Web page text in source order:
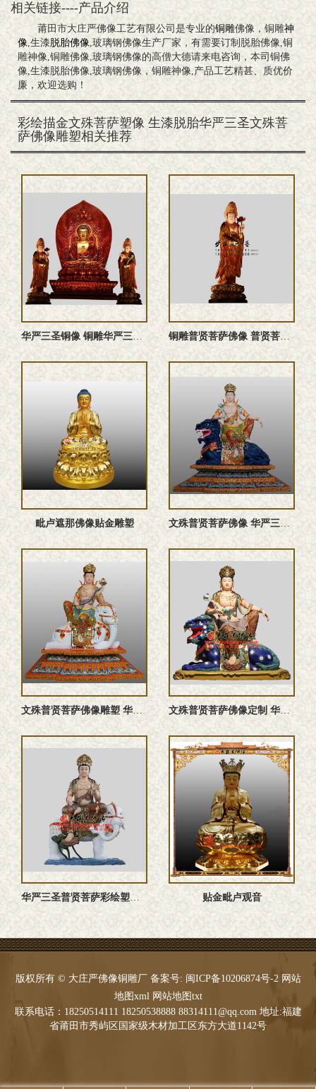
相关链接----产品介绍
莆田市大庄严佛像工艺有限公司是专业的铜雕佛像，铜雕神
像,生漆脱胎佛像,玻璃钢佛像生产厂家，有需要订制脱胎佛像,铜
雕神像,铜雕佛像,玻璃钢佛像的高僧大德请来电咨询，本司铜佛
像,生漆脱胎佛像,玻璃钢佛像，铜雕神像,产品工艺精甚、质优价
廉，欢迎选购！
彩绘描金文殊菩萨塑像 生漆脱胎华严三圣文殊菩
萨佛像雕塑相关推荐
华严三圣铜像 铜雕华严三圣佛像 华严三圣雕塑 华严三圣塑像 铜雕普贤菩萨佛像 普贤菩萨铜佛像 普贤菩萨雕塑 普贤行愿菩萨 ...
毗卢遮那佛像贴金雕塑 文殊普贤菩萨佛像 华严三圣文殊师利菩萨彩绘佛像定制厂家
文殊普贤菩萨佛像雕塑 华严三圣普贤菩萨彩绘佛像定制 文殊普贤菩萨佛像定制 华严三圣文殊菩萨彩绘塑像 文殊师利法王 ...
华严三圣普贤菩萨彩绘塑像 文殊普贤菩萨佛像定制 贴金毗卢观音
版权所有 © 大庄严佛像铜雕厂 备案号: 闽ICP备10206874号-2 网站
地图xml 网站地图txt
联系电话：18250514111 18250538888 88314111@qq.com 地址:福建
省莆田市秀屿区国家级木材加工区东方大道1142号